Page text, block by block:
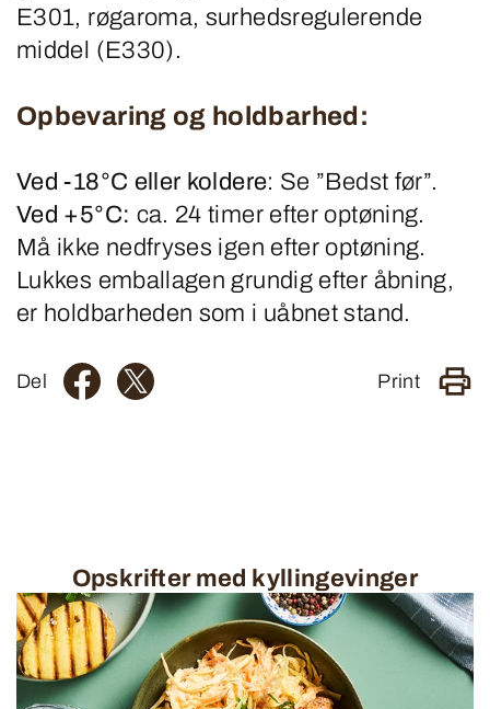
E301, røgaroma, surhedsregulerende
middel (E330).
Opbevaring og holdbarhed:
Ved -18°C eller koldere: Se ”Bedst før”.
Ved +5°C: ca. 24 timer efter optøning.
Må ikke nedfryses igen efter optøning.
Lukkes emballagen grundig efter åbning,
er holdbarheden som i uåbnet stand.
Del Print
Opskrifter med kyllingevinger